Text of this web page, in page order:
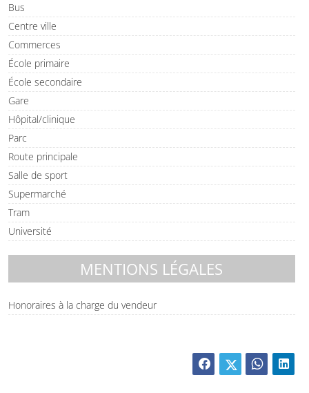
Bus
Centre ville
Commerces
École primaire
École secondaire
Gare
Hôpital/clinique
Parc
Route principale
Salle de sport
Supermarché
Tram
Université
MENTIONS LÉGALES
Honoraires à la charge du vendeur